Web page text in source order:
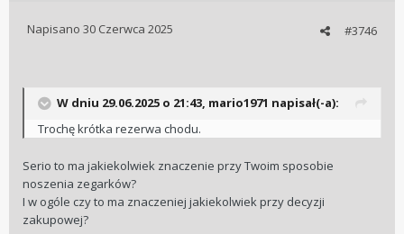
#3746
Napisano 30 Czerwca 2025
W dniu 29.06.2025 o 21:43, mario1971 napisał(-a):
Trochę krótka rezerwa chodu.
Serio to ma jakiekolwiek znaczenie przy Twoim sposobie
noszenia zegarków?
I w ogóle czy to ma znaczeniej jakiekolwiek przy decyzji
zakupowej?